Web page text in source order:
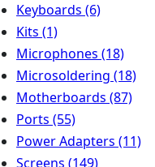
Keyboards (6)
Kits (1)
Microphones (18)
Microsoldering (18)
Motherboards (87)
Ports (55)
Power Adapters (11)
Screens (149)